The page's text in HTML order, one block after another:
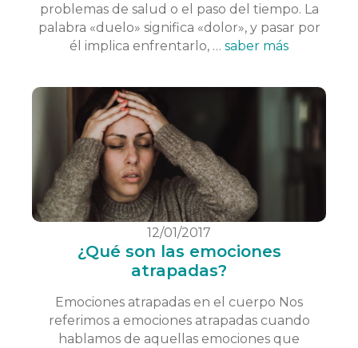
problemas de salud o el paso del tiempo. La
palabra «duelo» significa «dolor», y pasar por
él implica enfrentarlo, … saber más
12/01/2017
¿Qué son las emociones
atrapadas?
Emociones atrapadas en el cuerpo Nos
referimos a emociones atrapadas cuando
hablamos de aquellas emociones que